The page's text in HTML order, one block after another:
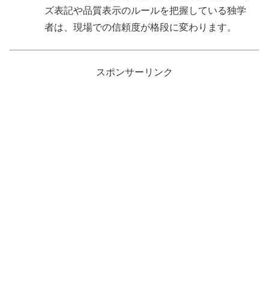
ズ表記や品質表示のルールを把握している独学
者は、現場での信頼度が格段に変わります。
スポンサーリンク